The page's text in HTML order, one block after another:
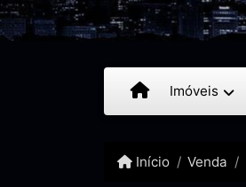
Imóveis
Início Venda